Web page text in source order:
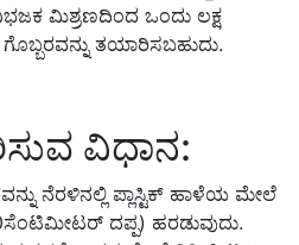
ಮಿಶ್ರಣದಿಂದ ಒಂದು ಲಕ್ಷ
ತಯಾರಿಸಬಹುದು.
ವಿಧಾನ:
ನೆರಳಿನಲ್ಲಿ ಪ್ಲಾಸ್ಟಿಕ್ ಹಾಳೆಯ ಮೇಲೆ
ದಪ್ಪ) ಹರಡುವುದು.